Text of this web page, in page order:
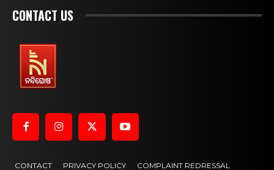
CONTACT US
CONTACT PRIVACY POLICY COMPLAINT REDRESSAL